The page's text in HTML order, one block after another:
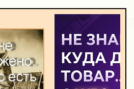
MARKETPLACE